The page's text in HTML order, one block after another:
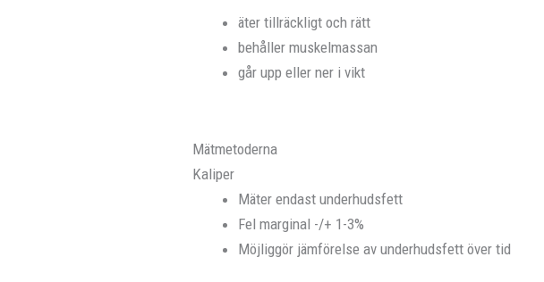
äter tillräckligt och rätt
behåller muskelmassan
går upp eller ner i vikt
Mätmetoderna
Kaliper
Mäter endast underhudsfett
Fel marginal -/+ 1-3%
Möjliggör jämförelse av underhudsfett över tid